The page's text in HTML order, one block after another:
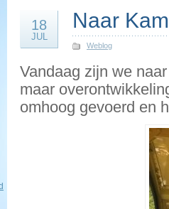
18
JUL
Naar
Weblog
Vandaag zijn we
maar
omhoog gevoerd en